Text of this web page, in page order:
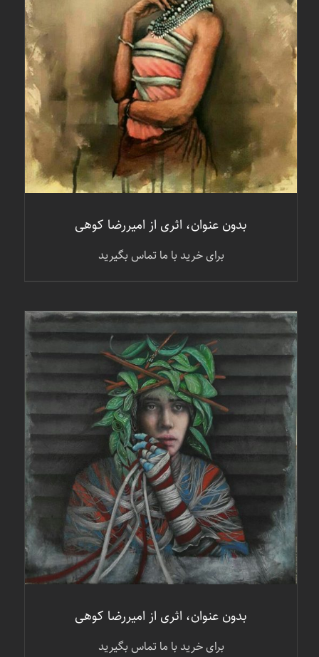
جزئیات
بدون عنوان، اثری از امیررضا کوهی
برای خرید با ما تماس بگیرید
جزئیات
بدون عنوان، اثری از امیررضا کوهی
برای خرید با ما تماس بگیرید